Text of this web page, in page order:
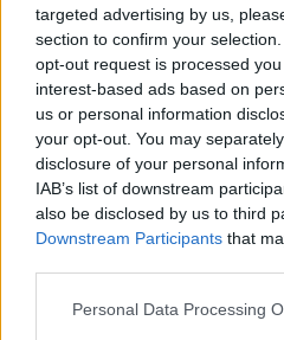
targeted advertising by us,
section to confirm your
opt-out request is processed
interest-based ads based on
us or personal information
your opt-out. You may
disclosure of your personal
IAB’s list of downstream
also be disclosed by us to third
Downstream Participants that
Please note that this website/
Personal Data Processing